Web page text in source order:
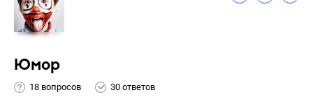
Юмор
18 вопросов 30 ответов